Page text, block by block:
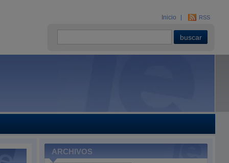
Inicio RSS
ARCHIVOS